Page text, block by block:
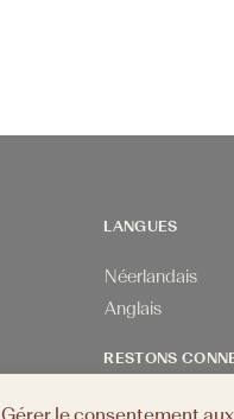
LANGUES
Néerlandais
Anglais
RESTONS